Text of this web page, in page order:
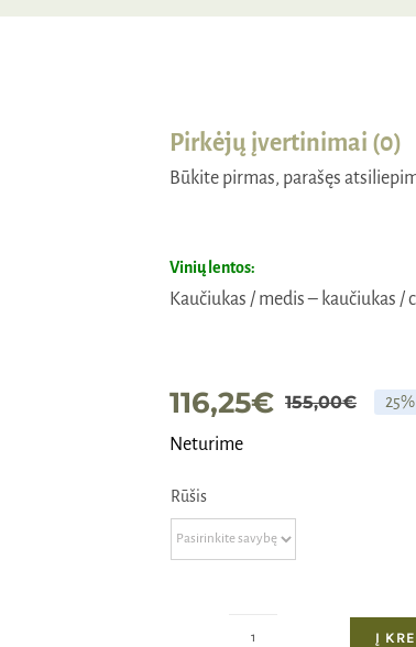
Pirkėjų įvertinimai (0)
Būkite pirmas, parašęs
Vinių lentos:
Kaučiukas / medis – kaučiukas
155,00€
116,25€
Neturime
Rūšis
Į